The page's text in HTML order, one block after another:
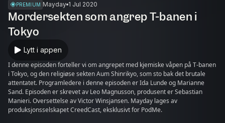
PREMIUM Mayday 1 Jul 2020
Mordersekten som angrep T-banen i
Tokyo
Lytt i appen
I denne episoden forteller vi om angrepet med kjemiske våpen på T-banen
i Tokyo, og den religiøse sekten Aum Shinrikyo, som sto bak det brutale
attentatet. Programledere i denne episoden er Ida Lunde og Marianne
Sand. Episoden er skrevet av Leo Magnusson, produsent er Sebastian
Manieri. Oversettelse av Victor Winsjansen. Mayday lages av
produksjonsselskapet CreedCast, eksklusivt for PodMe.